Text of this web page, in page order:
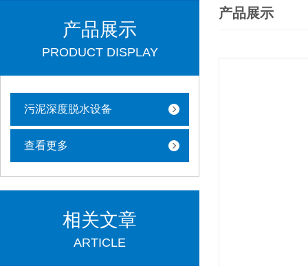
产品展示
PRODUCT DISPLAY
污泥深度脱水设备
查看更多
相关文章
ARTICLE
产品展示